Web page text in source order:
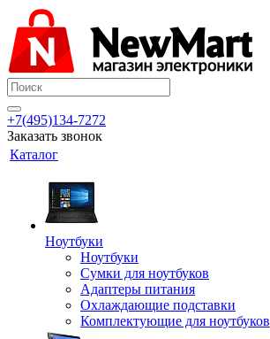
+7(495)134-7272
Заказать звонок
Каталог
Ноутбуки
Ноутбуки
Сумки для ноутбуков
Адаптеры питания
Охлаждающие подставки
Комплектующие для ноутбуков